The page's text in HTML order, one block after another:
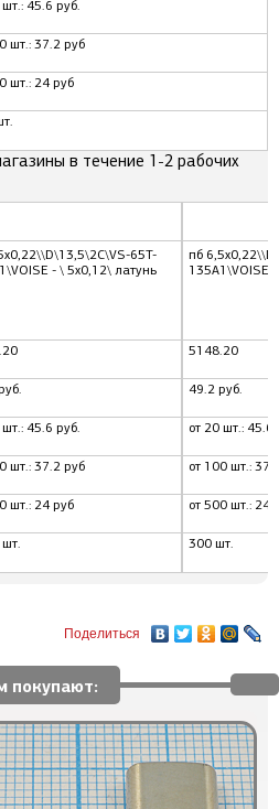
шт.: 45.6 руб.
шт.: 37.2 руб
шт.: 24 руб
в течение 1-2 рабочих
65T-
- \ 5x0,12\ латунь
шт.: 45.6 руб.
шт.: 37.2 руб
шт.: 24 руб
пб
135A1\VOISE
5148.20
49.2 руб.
от 20 шт.: 45.6
от 100 шт.:
от 500 шт.: 24
300 шт.
Поделиться
покупают: